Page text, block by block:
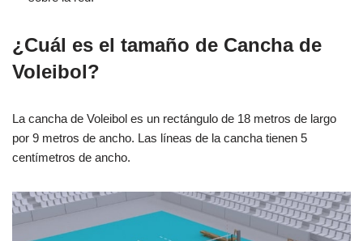
¿Cuál es el tamaño de Cancha de
Voleibol?
La cancha de Voleibol es un rectángulo de 18 metros de largo
por 9 metros de ancho. Las líneas de la cancha tienen 5
centímetros de ancho.